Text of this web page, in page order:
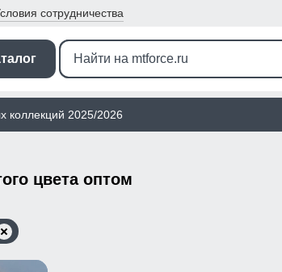
сотрудничества
коллекций 2025/2026
цвета оптом